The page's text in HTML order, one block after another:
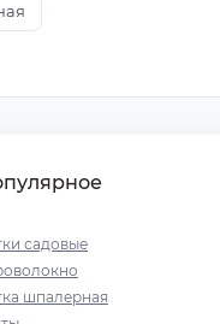
садовые
шпалерная